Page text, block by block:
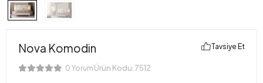
Nova Komodin
0 Yorum Ürün Kodu:7512
Tavsiye Et